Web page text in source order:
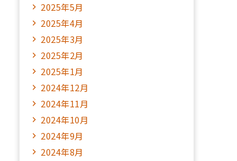
2025年5月
2025年4月
2025年3月
2025年2月
2025年1月
2024年12月
2024年11月
2024年10月
2024年9月
2024年8月